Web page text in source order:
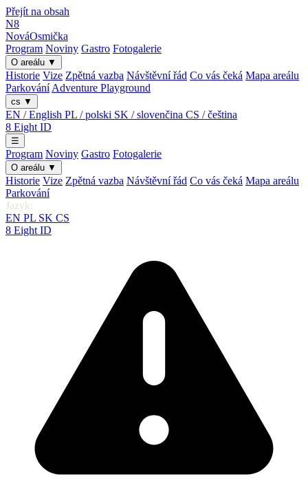
Přejít na obsah
N8
NováOsmička
Program Noviny Gastro Fotogalerie
O areálu ▼
Historie Vize Zpětná vazba Návštěvní řád Co vás čeká Mapa areálu
Parkování Adventure Playground
cs ▼
EN / English PL / polski SK / slovenčina CS / čeština
8 Eight ID
☰
Program Noviny Gastro Fotogalerie
O areálu ▼
Historie Vize Zpětná vazba Návštěvní řád Co vás čeká Mapa areálu
Parkování
Jazyk:
EN PL SK CS
8 Eight ID